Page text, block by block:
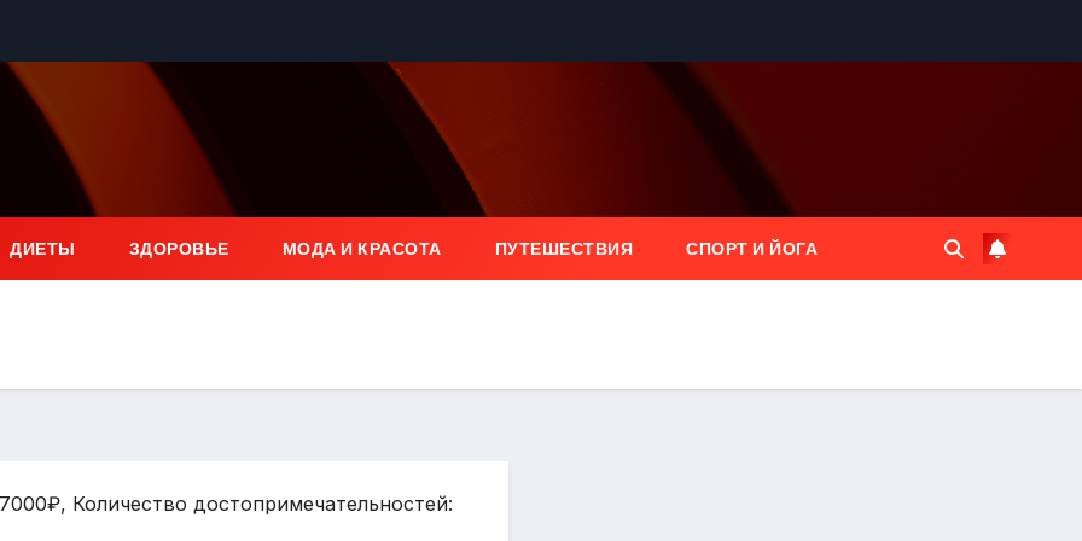
ДИЕТЫ ЗДОРОВЬЕ МОДА И КРАСОТА ПУТЕШЕСТВИЯ СПОРТ И ЙОГА
Количество достопримечательностей: